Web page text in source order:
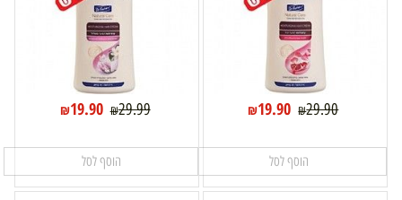
₪29.90
₪19.90
הוסף לסל
₪29.99
₪19.90
הוסף לסל